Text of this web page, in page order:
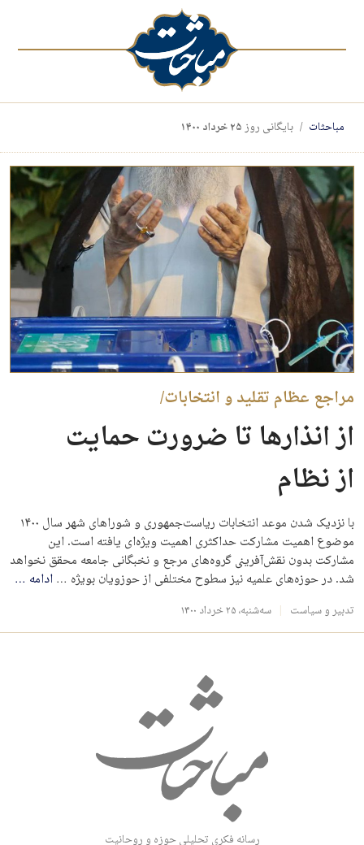
مباحثات بایگانی روز۲۵ خرداد ۱۴۰۰
مراجع عظام تقلید و انتخابات/
از انذارها تا ضرورت حمایت
از نظام
با نزدیک شدن موعد انتخابات ریاست‌جمهوری و شوراهای شهر سال ۱۴۰۰
موضوع اهمیت مشارکت حداکثری اهمیت ویژه‌ای یافته است. این
مشارکت بدون نقش‌آفرینی گروه‌های مرجع و نخبگانی جامعه محقق نخواهد
شد. در حوزه‌های علمیه نیز سطوح مختلفی از حوزویان بویژه …ادامه …
تدبیر و سیاست سه‌شنبه، ۲۵ خرداد ۱۴۰۰
رسانه فکری تحلیلی حوزه و روحانیت